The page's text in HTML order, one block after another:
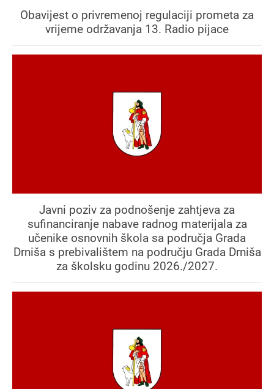
Obavijest o privremenoj regulaciji prometa za
vrijeme održavanja 13. Radio pijace
Javni poziv za podnošenje zahtjeva za
sufinanciranje nabave radnog materijala za
učenike osnovnih škola sa područja Grada
Drniša s prebivalištem na području Grada Drniša
za školsku godinu 2026./2027.